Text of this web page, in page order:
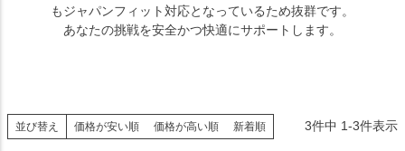
もジャパンフィット対応となっているため抜群です。
あなたの挑戦を安全かつ快適にサポートします。
並び替え 価格が安い順 価格が高い順 新着順 3件中 1-3件表示